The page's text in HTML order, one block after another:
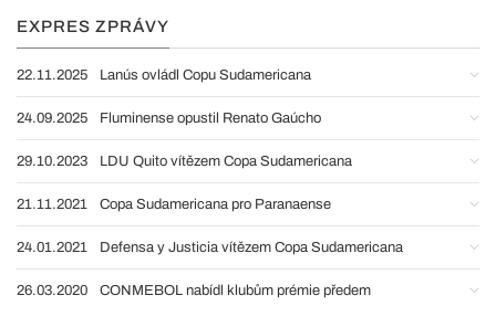
EXPRES ZPRÁVY
22.11.2025 Lanús ovládl Copu Sudamericana
24.09.2025 Fluminense opustil Renato Gaúcho
29.10.2023 LDU Quito vítězem Copa Sudamericana
21.11.2021 Copa Sudamericana pro Paranaense
24.01.2021 Defensa y Justicia vítězem Copa Sudamericana
26.03.2020 CONMEBOL nabídl klubům prémie předem